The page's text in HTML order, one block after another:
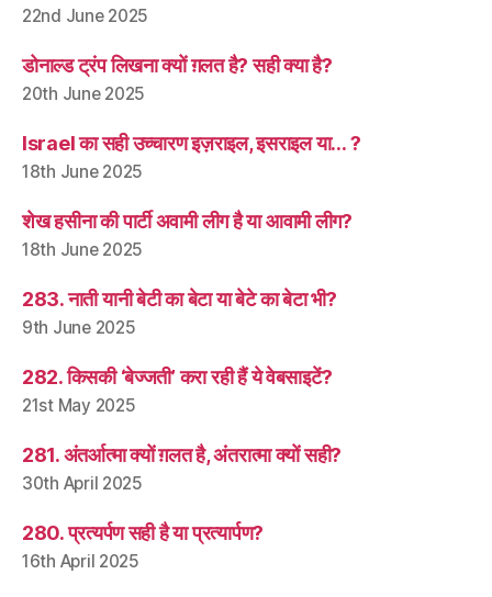
22nd June 2025
डोनाल्ड ट्रंप लिखना क्यों ग़लत है? सही क्या है?
20th June 2025
Israel का सही उच्चारण इज़राइल, इसराइल या… ?
18th June 2025
शेख हसीना की पार्टी अवामी लीग है या आवामी लीग?
18th June 2025
283. नाती यानी बेटी का बेटा या बेटे का बेटा भी?
9th June 2025
282. किसकी ‘बेज्जती’ करा रही हैं ये वेबसाइटें?
21st May 2025
281. अंतर्आत्मा क्यों ग़लत है, अंतरात्मा क्यों सही?
30th April 2025
280. प्रत्यर्पण सही है या प्रत्यार्पण?
16th April 2025